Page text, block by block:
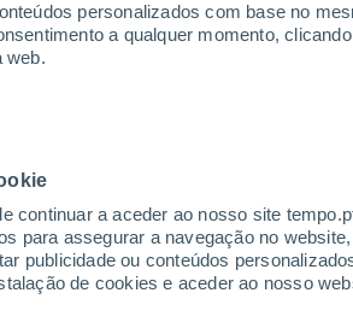
personalizados com base no
a qualquer momento,
web.
continuar a aceder ao nosso site
para assegurar a navegação no
publicidade ou conteúdos
de cookies e aceder ao nosso
Símbolo
32°
25°
34°
25°
Thala
33°
25°